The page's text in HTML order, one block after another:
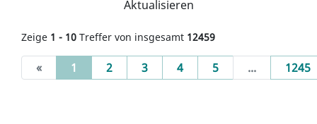
Aktualisieren
Zeige 1 - 10 Treffer von insgesamt 12459
« 1 (current)
2 3 4 5 ... 1245